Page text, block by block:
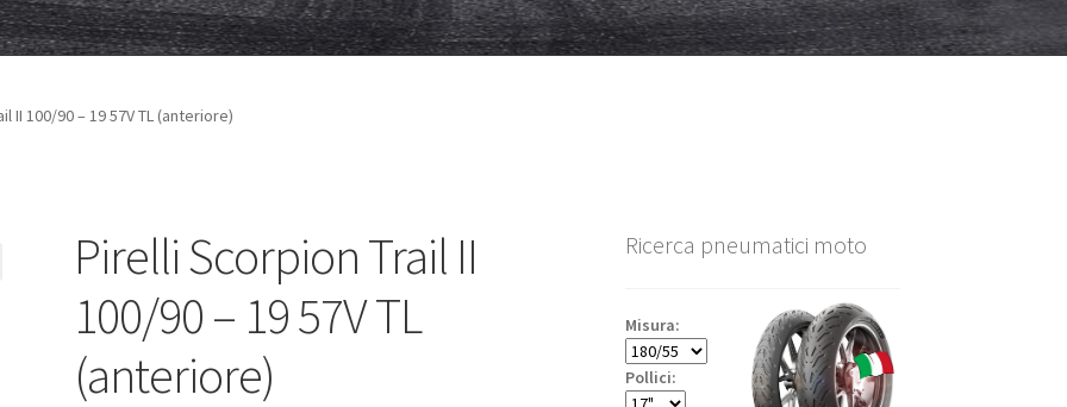
II 100/90 – 19 57V TL (anteriore)
Pirelli Scorpion Trail II
100/90 – 19 57V TL
(anteriore)
Ricerca pneumatici moto
Misura:
Pollici: